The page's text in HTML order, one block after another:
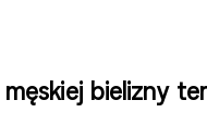
bielizny